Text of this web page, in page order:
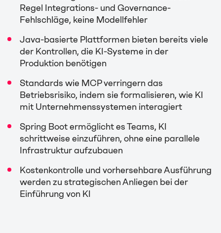
Regel Integrations- und Governance-
Fehlschläge, keine Modellfehler
Java-basierte Plattformen bieten bereits viele
der Kontrollen, die KI-Systeme in der
Produktion benötigen
Standards wie MCP verringern das
Betriebsrisiko, indem sie formalisieren, wie KI
mit Unternehmenssystemen interagiert
Spring Boot ermöglicht es Teams, KI
schrittweise einzuführen, ohne eine parallele
Infrastruktur aufzubauen
Kostenkontrolle und vorhersehbare Ausführung
werden zu strategischen Anliegen bei der
Einführung von KI